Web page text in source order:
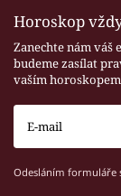
Horoskop
Zanechte nám váš
budeme zasílat
vaším
Odesláním formuláře